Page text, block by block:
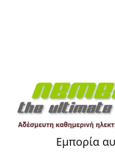
Εμπορία